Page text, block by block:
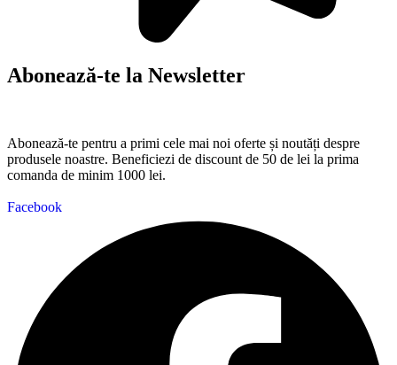
Abonează-te la Newsletter
Abonează-te pentru a primi cele mai noi oferte și noutăți despre
produsele noastre. Beneficiezi de discount de 50 de lei la prima
comanda de minim 1000 lei.
Facebook